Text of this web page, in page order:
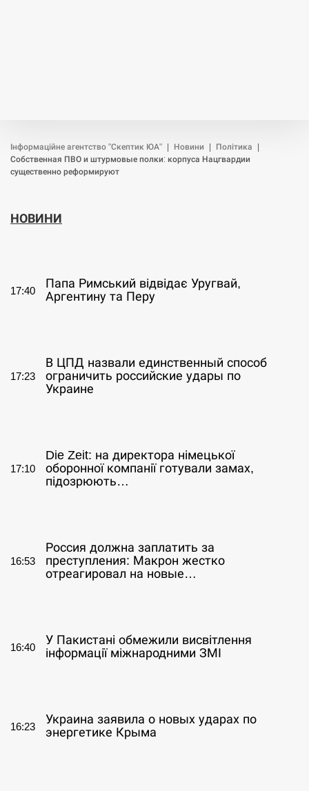
Інформаційне агентство "Скептик ЮА" Новини Політика
Собственная ПВО и штурмовые полки: корпуса Нацгвардии
существенно реформируют
НОВИНИ
17:40
Папа Римський відвідає Уругвай,
Аргентину та Перу
17:23
В ЦПД назвали единственный способ
ограничить российские удары по
Украине
17:10
Die Zeit: на директора німецької
оборонної компанії готували замах,
підозрюють…
16:53
Россия должна заплатить за
преступления: Макрон жестко
отреагировал на новые…
16:40
У Пакистані обмежили висвітлення
інформації міжнародними ЗМІ
16:23
Украина заявила о новых ударах по
энергетике Крыма